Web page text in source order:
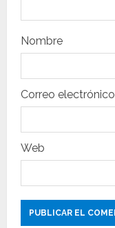
t
r
a
d
a
s
Nombre
Correo electrónico
Web